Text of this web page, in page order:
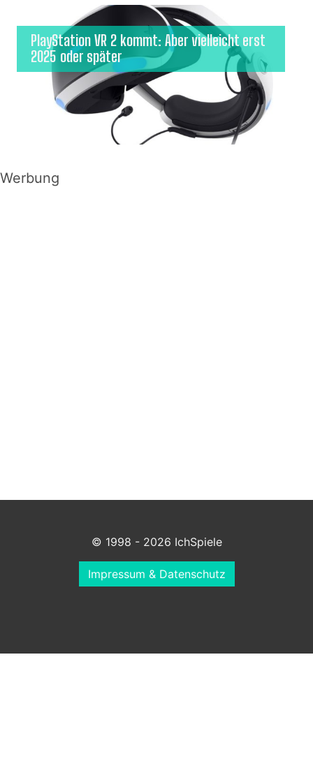
PlayStation VR 2 kommt: Aber vielleicht erst
2025 oder später
Werbung
© 1998 - 2026 IchSpiele
Impressum & Datenschutz